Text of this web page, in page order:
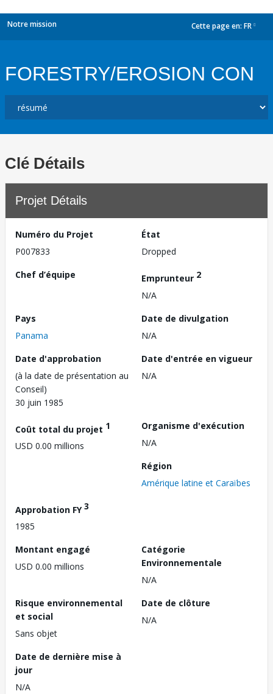
Notre mission Cette page en: FR
FORESTRY/EROSION CON
Clé Détails
Projet Détails
Numéro du Projet
P007833
État
Dropped
Chef d’équipe
Emprunteur 2
N/A
Pays
Panama
Date de divulgation
N/A
Date d'approbation
(à la date de présentation au
Conseil)
30 juin 1985
Date d'entrée en vigueur
N/A
Coût total du projet 1
USD 0.00 millions
Organisme d'exécution
N/A
Région
Amérique latine et Caraïbes
Approbation FY3
1985
Montant engagé
USD 0.00 millions
Catégorie
Environnementale
N/A
Risque environnemental
et social
Sans objet
Date de clôture
N/A
Date de dernière mise à
jour
N/A